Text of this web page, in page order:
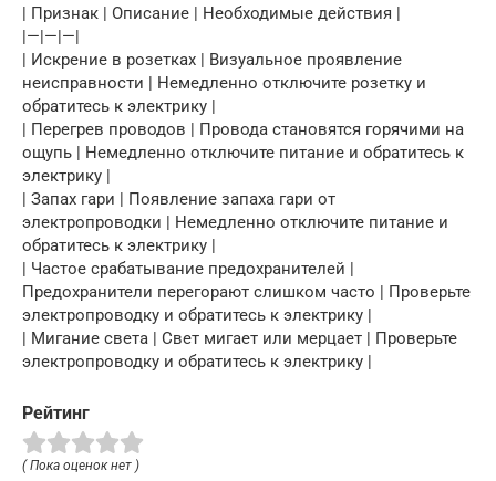
| Признак | Описание | Необходимые действия |
|—|—|—|
| Искрение в розетках | Визуальное проявление
неисправности | Немедленно отключите розетку и
обратитесь к электрику |
| Перегрев проводов | Провода становятся горячими на
ощупь | Немедленно отключите питание и обратитесь к
электрику |
| Запах гари | Появление запаха гари от
электропроводки | Немедленно отключите питание и
обратитесь к электрику |
| Частое срабатывание предохранителей |
Предохранители перегорают слишком часто | Проверьте
электропроводку и обратитесь к электрику |
| Мигание света | Свет мигает или мерцает | Проверьте
электропроводку и обратитесь к электрику |
Рейтинг
( Пока оценок нет )